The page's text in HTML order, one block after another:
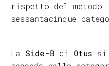
rispetto del metodo
sessantacinque
La Side-B diOtus si